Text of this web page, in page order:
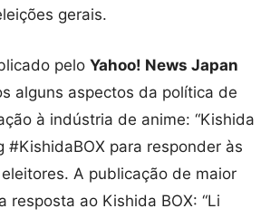
gerais.
pelo Yahoo! News Japan
alguns aspectos da política de
à indústria de anime: “Kishida
#KishidaBOX para responder às
A publicação de maior
resposta ao Kishida BOX: “Li